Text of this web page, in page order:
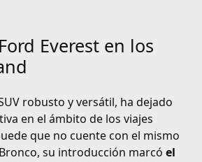
Everest en los
robusto y versátil, ha dejado
en el ámbito de los viajes
que no cuente con el mismo
su introducción marcó el